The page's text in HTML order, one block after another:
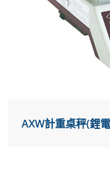
AXW計重桌秤(鋰